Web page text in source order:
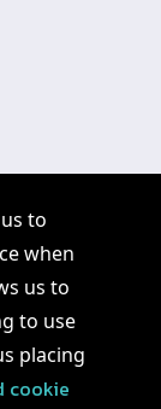
to
when
us to
to use
placing
cookie